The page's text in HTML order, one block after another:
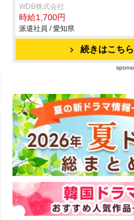
WDB株式会社
時給1,700円
派遣社員 / 愛知県
続きはこちら